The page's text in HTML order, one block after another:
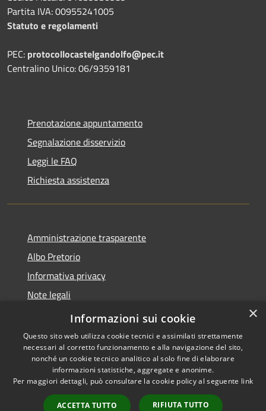
Partita IVA: 00955241005
Statuto e regolamenti
PEC: protocollocastelgandolfo@pec.it
Centralino Unico: 06/9359181
Prenotazione appuntamento
Segnalazione disservizio
Leggi le FAQ
Richiesta assistenza
Amministrazione trasparente
Albo Pretorio
Informativa privacy
Note legali
Dichiarazione di accessibilità
Accessibilità
Copyright © 2026 • Comune di
Castel Gandolfo • Powered by
Municipium•
Accesso
×
Informazioni sui cookie
Questo sito web utilizza cookie tecnici e assimilati strettamente
necessari al corretto funzionamento e alla navigazione del sito,
nonché un cookie tecnico analitico al solo fine di elaborare
informazioni statistiche, aggregate e anonime.
Per maggiori dettagli, può consultare la cookie policy al seguente link
ACCETTA TUTTO RIFIUTA TUTTO